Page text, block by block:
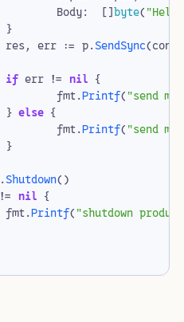
Body: []byte(
}
res, err := p.SendSync(
if err != nil {
fmt.Printf("send
} else {
fmt.Printf("send
}
.Shutdown()
!= nil {
fmt.Printf("shutdown